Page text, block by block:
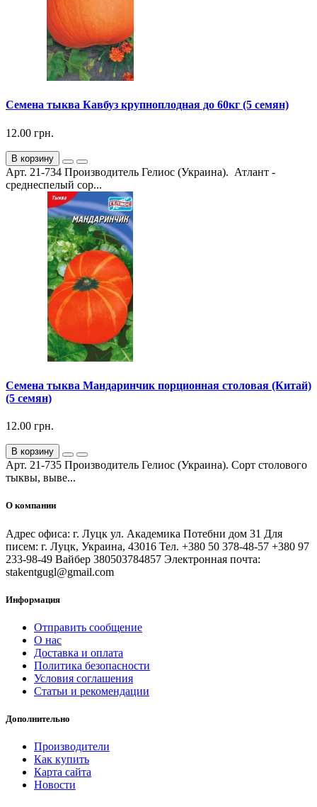
Семена тыква Кавбуз крупноплодная до 60кг (5 семян)
12.00 грн.
В корзину
Арт. 21-734 Производитель Гелиос (Украина). Атлант -
среднеспелый сор...
Семена тыква Мандаринчик порционная столовая (Китай)
(5 семян)
12.00 грн.
В корзину
Арт. 21-735 Производитель Гелиос (Украина). Сорт столового
тыквы, выве...
О компании
Адрес офиса: г. Луцк ул. Академика Потебни дом 31 Для
писем: г. Луцк, Украина, 43016 Тел. +380 50 378-48-57 +380 97
233-98-49 Вайбер 380503784857 Электронная почта:
stakentgugl@gmail.com
Информация
Отправить сообщение
О нас
Доставка и оплата
Политика безопасности
Условия соглашения
Статьи и рекомендации
Дополнительно
Производители
Как купить
Карта сайта
Новости